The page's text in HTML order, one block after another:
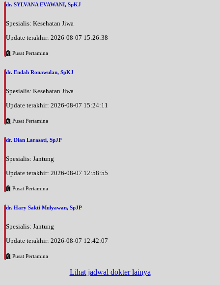
dr. SYLVANA EVAWANI, SpKJ
Spesialis: Kesehatan Jiwa
Update terakhir: 2026-08-07 15:26:38
Pusat Pertamina
dr. Endah Ronawulan, SpKJ
Spesialis: Kesehatan Jiwa
Update terakhir: 2026-08-07 15:24:11
Pusat Pertamina
dr. Dian Larasati, SpJP
Spesialis: Jantung
Update terakhir: 2026-08-07 12:58:55
Pusat Pertamina
dr. Hary Sakti Mulyawan, SpJP
Spesialis: Jantung
Update terakhir: 2026-08-07 12:42:07
Pusat Pertamina
Lihat jadwal dokter lainya